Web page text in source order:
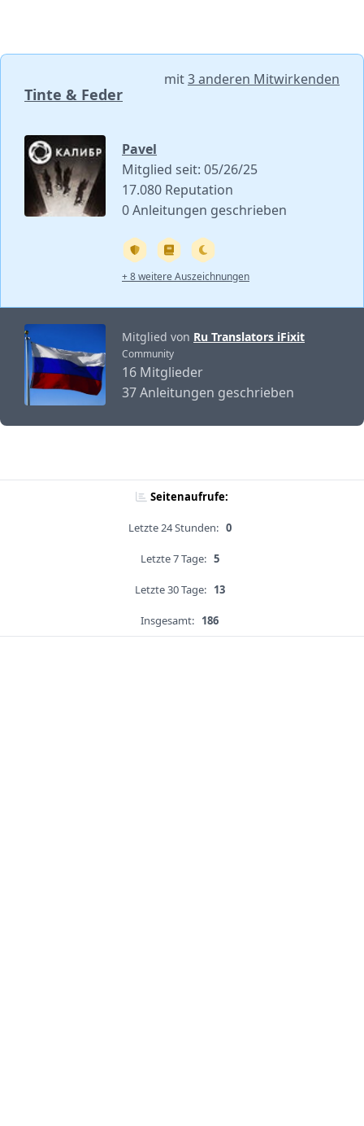
Tinte & Feder
mit3 anderen Mitwirkenden
Pavel
Mitglied seit: 05/26/25
17.080 Reputation
0 Anleitungen geschrieben
+ 8 weitere Auszeichnungen
Mitglied von Ru Translators iFixit
Community
16 Mitglieder
37 Anleitungen geschrieben
Seitenaufrufe:
Letzte 24 Stunden: 0
Letzte 7 Tage: 5
Letzte 30 Tage: 13
Insgesamt: 186